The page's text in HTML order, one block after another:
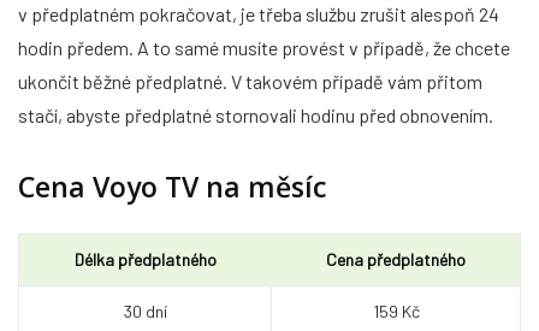
v předplatném pokračovat, je třeba službu zrušit alespoň 24
hodin předem. A to samé musíte provést v případě, že chcete
ukončit běžné předplatné. V takovém případě vám přitom
stačí, abyste předplatné stornovali hodinu před obnovením.
Cena Voyo TV na měsíc
Délka předplatného Cena předplatného
30 dní 159 Kč